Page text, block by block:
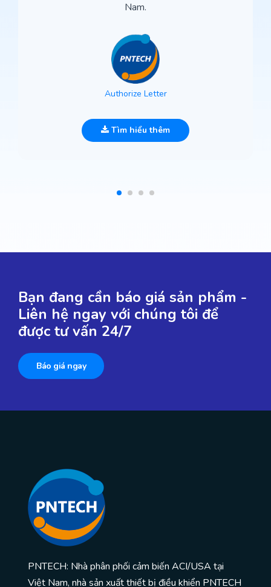
Nam.
Authorize Letter
Tìm hiểu thêm
Bạn đang cần báo giá sản phẩm -
Liên hệ ngay với chúng tôi để
được tư vấn 24/7
Báo giá ngay
PNTECH: Nhà phân phối cảm biến ACI/USA tại
Việt Nam, nhà sản xuất thiết bị điều khiển PNTECH